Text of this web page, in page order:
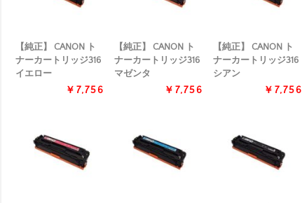
【純正】 CANON ト
ナーカートリッジ316
イエロー
￥7,756
【純正】 CANON ト
ナーカートリッジ316
マゼンタ
￥7,756
【純正】 CANON ト
ナーカートリッジ316
シアン
￥7,756